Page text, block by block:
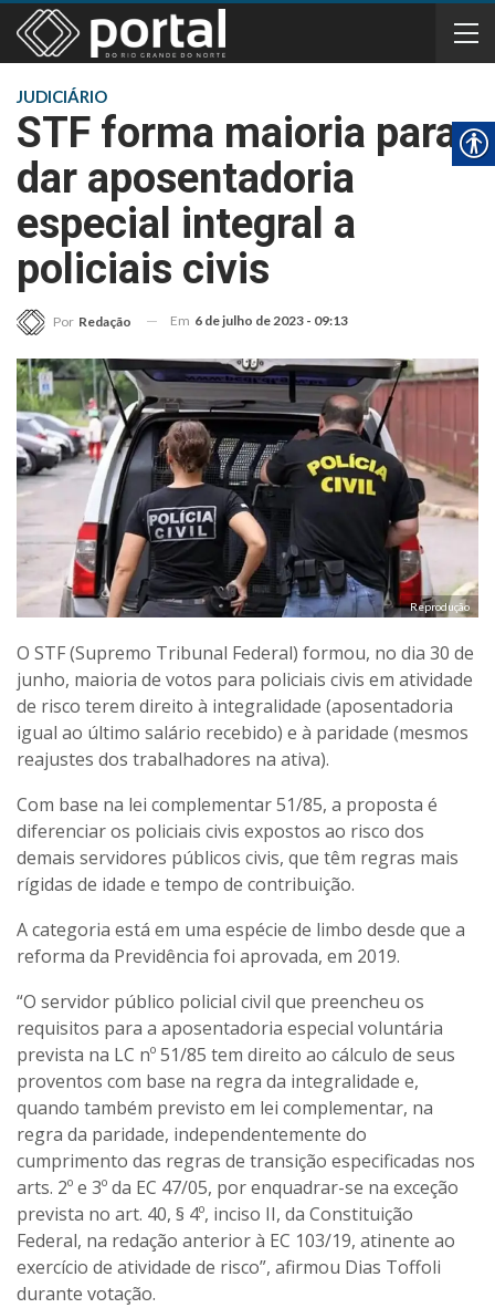
JUDICIÁRIO
STF forma maioria para
dar aposentadoria
especial integral a
policiais civis
Por Redação Em 6 de julho de 2023 - 09:13
Reprodução
O STF (Supremo Tribunal Federal) formou, no dia 30 de
junho, maioria de votos para policiais civis em atividade
de risco terem direito à integralidade (aposentadoria
igual ao último salário recebido) e à paridade (mesmos
reajustes dos trabalhadores na ativa).
Com base na lei complementar 51/85, a proposta é
diferenciar os policiais civis expostos ao risco dos
demais servidores públicos civis, que têm regras mais
rígidas de idade e tempo de contribuição.
A categoria está em uma espécie de limbo desde que a
reforma da Previdência foi aprovada, em 2019.
“O servidor público policial civil que preencheu os
requisitos para a aposentadoria especial voluntária
prevista na LC nº 51/85 tem direito ao cálculo de seus
proventos com base na regra da integralidade e,
quando também previsto em lei complementar, na
regra da paridade, independentemente do
cumprimento das regras de transição especificadas nos
arts. 2º e 3º da EC 47/05, por enquadrar-se na exceção
prevista no art. 40, § 4º, inciso II, da Constituição
Federal, na redação anterior à EC 103/19, atinente ao
exercício de atividade de risco”, afirmou Dias Toffoli
durante votação.